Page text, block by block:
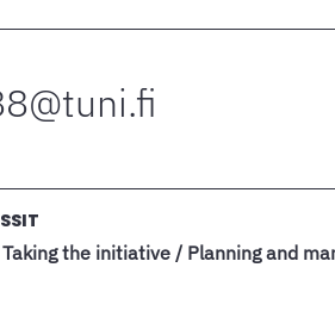
the initiative / Planning and